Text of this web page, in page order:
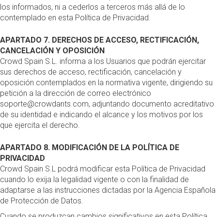
los informados, ni a cederlos a terceros más allá de lo
contemplado en esta Política de Privacidad.
APARTADO 7. DERECHOS DE ACCESO, RECTIFICACIÓN,
CANCELACIÓN Y OPOSICIÓN
Crowd Spain S.L. informa a los Usuarios que podrán ejercitar
sus derechos de acceso, rectificación, cancelación y
oposición contemplados en la normativa vigente, dirigiendo su
petición a la dirección de correo electrónico
soporte@crowdants.com, adjuntando documento acreditativo
de su identidad e indicando el alcance y los motivos por los
que ejercita el derecho.
APARTADO 8. MODIFICACIÓN DE LA POLÍTICA DE
PRIVACIDAD
Crowd Spain S.L podrá modificar esta Política de Privacidad
cuando lo exija la legalidad vigente o con la finalidad de
adaptarse a las instrucciones dictadas por la Agencia Española
de Protección de Datos.